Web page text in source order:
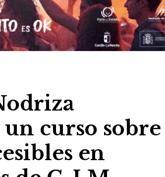
curso
en